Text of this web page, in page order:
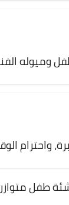
واحترام
طفل